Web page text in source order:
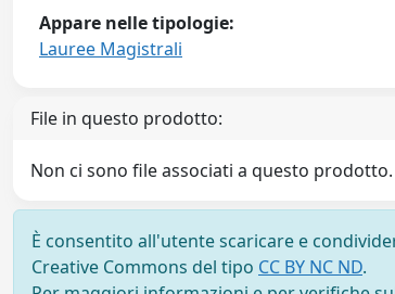
Appare nelle tipologie:
Lauree Magistrali
File in questo prodotto:
Non ci sono file associati a questo prodotto.
È consentito all'utente scaricare e
Creative Commons del tipo CC BY NC ND.